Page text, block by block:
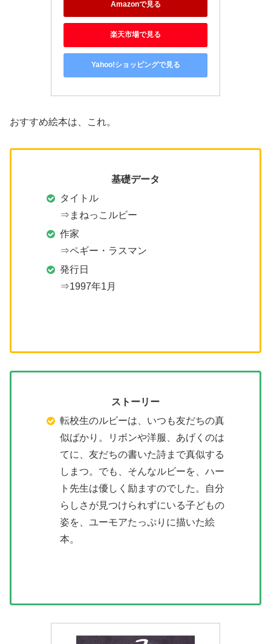
Amazonで見る
楽天市場で見る
Yahoo!ショッピングで見る
おすすめ絵本は、これ。
基礎データ
タイトル
⇒まねっこルビー
作家
⇒ペギー・ラスマン
発行日
⇒1997年1月
ストーリー
転校生のルビーは、いつも友だちの真
似ばかり。リボンや洋服、あげくのは
てに、友だちの書いた詩まで真似する
しまつ。でも、そんなルビーを、ハー
ト先生は優しく励ますのでした。自分
らしさが見つけられずにいる子どもの
姿を、ユーモアたっぷりに描いた絵
本。